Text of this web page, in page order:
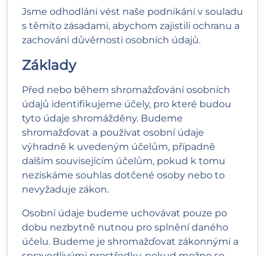
Jsme odhodláni vést naše podnikání v souladu
s těmito zásadami, abychom zajistili ochranu a
zachování důvěrnosti osobních údajů.
Základy
Před nebo během shromažďování osobních
údajů identifikujeme účely, pro které budou
tyto údaje shromážděny. Budeme
shromažďovat a používat osobní údaje
výhradně k uvedeným účelům, případně
dalším souvisejícím účelům, pokud k tomu
nezískáme souhlas dotčené osoby nebo to
nevyžaduje zákon.
Osobní údaje budeme uchovávat pouze po
dobu nezbytně nutnou pro splnění daného
účelu. Budeme je shromažďovat zákonnými a